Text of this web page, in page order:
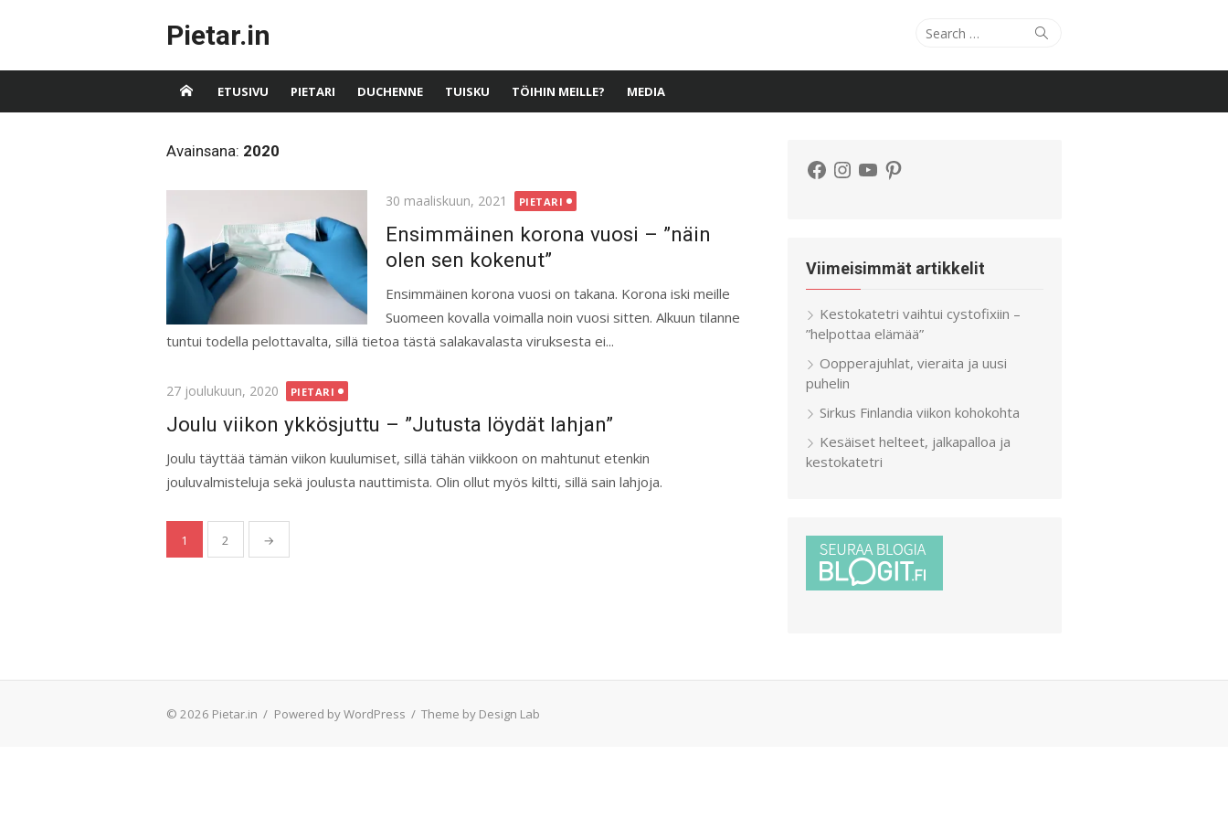
Pietar.in
Search
Search
ETUSIVU PIETARI DUCHENNE TUISKU TÖIHIN MEILLE? MEDIA
Avainsana: 2020
Posted
30 maaliskuun, 2021 PIETARI
Ensimmäinen korona vuosi – ”näin
olen sen kokenut”
Ensimmäinen korona vuosi on takana. Korona iski meille
Suomeen kovalla voimalla noin vuosi sitten. Alkuun tilanne
tuntui todella pelottavalta, sillä tietoa tästä salakavalasta viruksesta ei...
Posted
27 joulukuun, 2020 PIETARI
Joulu viikon ykkösjuttu – ”Jutusta löydät lahjan”
Joulu täyttää tämän viikon kuulumiset, sillä tähän viikkoon on mahtunut etenkin
jouluvalmisteluja sekä joulusta nauttimista. Olin ollut myös kiltti, sillä sain lahjoja.
Artikkelien
sivutus
1 2 →
Facebook
Instagram
YouTubePinterest
Viimeisimmät artikkelit
Kestokatetri vaihtui cystofixiin –
”helpottaa elämää”
Oopperajuhlat, vieraita ja uusi
puhelin
Sirkus Finlandia viikon kohokohta
Kesäiset helteet, jalkapalloa ja
kestokatetri
© 2026 Pietar.in / Powered by WordPress / Theme by Design Lab